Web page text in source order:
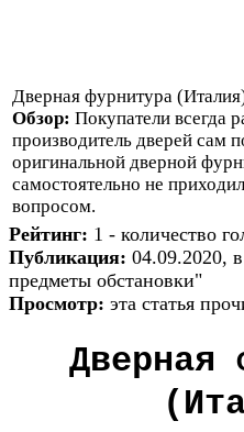
Дверная фурнитура
Обзор: Покупатели всегда
производитель дверей сам
оригинальной дверной
самостоятельно не
вопросом.
Рейтинг: 1 - количество
Публикация: 04.09.2020,
предметы обстановки"
Просмотр: эта статья
Дверная